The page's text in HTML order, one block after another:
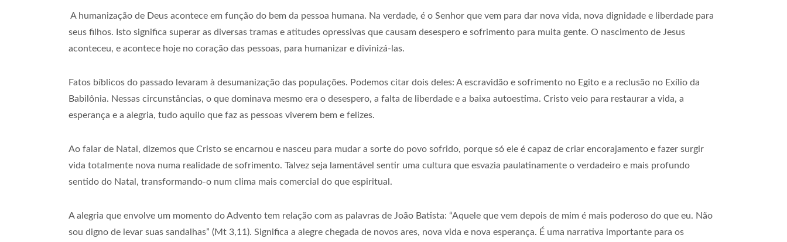
A humanização de Deus acontece em função do bem da pessoa humana. Na verdade, é o Senhor que vem para dar nova vida, nova dignidade e liberdade para
seus filhos. Isto significa superar as diversas tramas e atitudes opressivas que causam desespero e sofrimento para muita gente. O nascimento de Jesus
aconteceu, e acontece hoje no coração das pessoas, para humanizar e divinizá-las.
Fatos bíblicos do passado levaram à desumanização das populações. Podemos citar dois deles: A escravidão e sofrimento no Egito e a reclusão no Exílio da
Babilônia. Nessas circunstâncias, o que dominava mesmo era o desespero, a falta de liberdade e a baixa autoestima. Cristo veio para restaurar a vida, a
esperança e a alegria, tudo aquilo que faz as pessoas viverem bem e felizes.
Ao falar de Natal, dizemos que Cristo se encarnou e nasceu para mudar a sorte do povo sofrido, porque só ele é capaz de criar encorajamento e fazer surgir
vida totalmente nova numa realidade de sofrimento. Talvez seja lamentável sentir uma cultura que esvazia paulatinamente o verdadeiro e mais profundo
sentido do Natal, transformando-o num clima mais comercial do que espiritual.
A alegria que envolve um momento do Advento tem relação com as palavras de João Batista: “Aquele que vem depois de mim é mais poderoso do que eu. Não
sou digno de levar suas sandalhas” (Mt 3,11). Significa a alegre chegada de novos ares, nova vida e nova esperança. É uma narrativa importante para os